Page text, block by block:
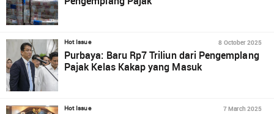
Hot Issue 8 October 2025
Purbaya: Baru Rp7 Triliun dari Pengemplang
Pajak Kelas Kakap yang Masuk
Hot Issue 7 March 2025